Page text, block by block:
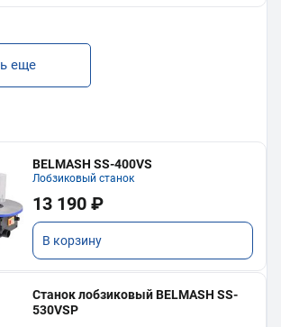
еще
BELMASH SS-400VS
Лобзиковый станок
13 190 ₽
В корзину
Станок лобзиковый BELMASH SS-
530VSP